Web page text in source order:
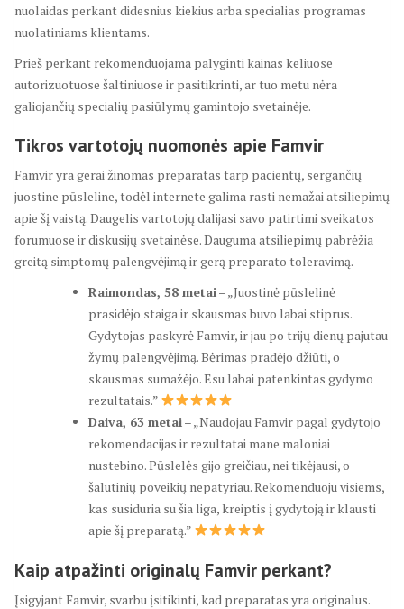
nuolaidas perkant didesnius kiekius arba specialias programas
nuolatiniams klientams.
Prieš perkant rekomenduojama palyginti kainas keliuose
autorizuotuose šaltiniuose ir pasitikrinti, ar tuo metu nėra
galiojančių specialių pasiūlymų gamintojo svetainėje.
Tikros vartotojų nuomonės apie Famvir
Famvir yra gerai žinomas preparatas tarp pacientų, sergančių
juostine pūsleline, todėl internete galima rasti nemažai atsiliepimų
apie šį vaistą. Daugelis vartotojų dalijasi savo patirtimi sveikatos
forumuose ir diskusijų svetainėse. Dauguma atsiliepimų pabrėžia
greitą simptomų palengvėjimą ir gerą preparato toleravimą.
Raimondas, 58 metai– „Juostinė pūslelinė
prasidėjo staiga ir skausmas buvo labai stiprus.
Gydytojas paskyrė Famvir, ir jau po trijų dienų pajutau
žymų palengvėjimą. Bėrimas pradėjo džiūti, o
skausmas sumažėjo. Esu labai patenkintas gydymo
rezultatais.”
Daiva, 63 metai– „Naudojau Famvir pagal gydytojo
rekomendacijas ir rezultatai mane maloniai
nustebino. Pūslelės gijo greičiau, nei tikėjausi, o
šalutinių poveikių nepatyriau. Rekomenduoju visiems,
kas susiduria su šia liga, kreiptis į gydytoją ir klausti
apie šį preparatą.”
Kaip atpažinti originalų Famvir perkant?
Įsigyjant Famvir, svarbu įsitikinti, kad preparatas yra originalus.